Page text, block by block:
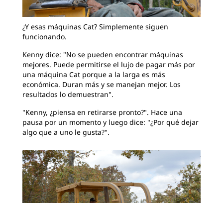
¿Y esas máquinas Cat? Simplemente siguen
funcionando.
Kenny dice: "No se pueden encontrar máquinas
mejores. Puede permitirse el lujo de pagar más por
una máquina Cat porque a la larga es más
económica. Duran más y se manejan mejor. Los
resultados lo demuestran".
"Kenny, ¿piensa en retirarse pronto?". Hace una
pausa por un momento y luego dice: "¿Por qué dejar
algo que a uno le gusta?".